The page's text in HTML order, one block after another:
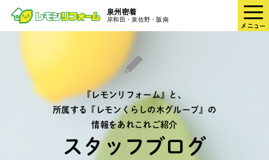
泉州密着
岸和田・泉佐野・阪南
メニュー
『レモンリフォーム』と、
所属する『レモンくらしの木グループ』の
情報をあれこれご紹介
スタッフブログ